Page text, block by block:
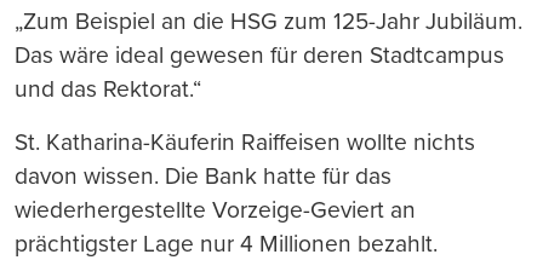
„Zum Beispiel an die HSG zum 125-Jahr Jubiläum.
Das wäre ideal gewesen für deren Stadtcampus
und das Rektorat.“
St. Katharina-Käuferin Raiffeisen wollte nichts
davon wissen. Die Bank hatte für das
wiederhergestellte Vorzeige-Geviert an
prächtigster Lage nur 4 Millionen bezahlt.